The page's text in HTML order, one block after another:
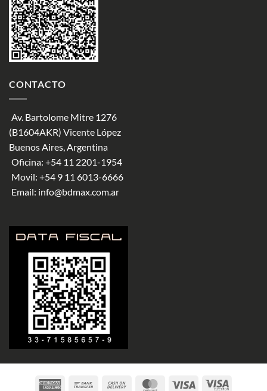
CONTACTO
Av. Bartolome Mitre 1276
(B1604AKR) Vicente López
Buenos Aires, Argentina
Oficina: +54 11 2201-1954
Movil: +54 9 11 6013-6666
Email: info@bdmax.com.ar
American Bank Cash MasterCardVisa Visa